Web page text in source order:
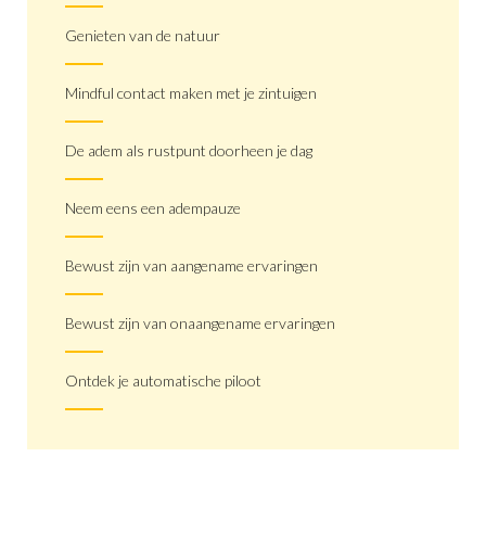
Genieten van de natuur
Mindful contact maken met je zintuigen
De adem als rustpunt doorheen je dag
Neem eens een adempauze
Bewust zijn van aangename ervaringen
Bewust zijn van onaangename ervaringen
Ontdek je automatische piloot